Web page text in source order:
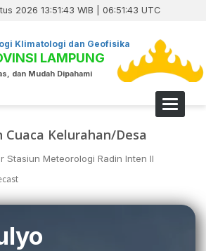
2026 13:51:43 WIB | 06:51:43 UTC
Klimatologi dan Geofisika
LAMPUNG
dan Mudah Dipahami
Toggle
Cuaca Kelurahan/Desa
Stasiun Meteorologi Radin Inten II